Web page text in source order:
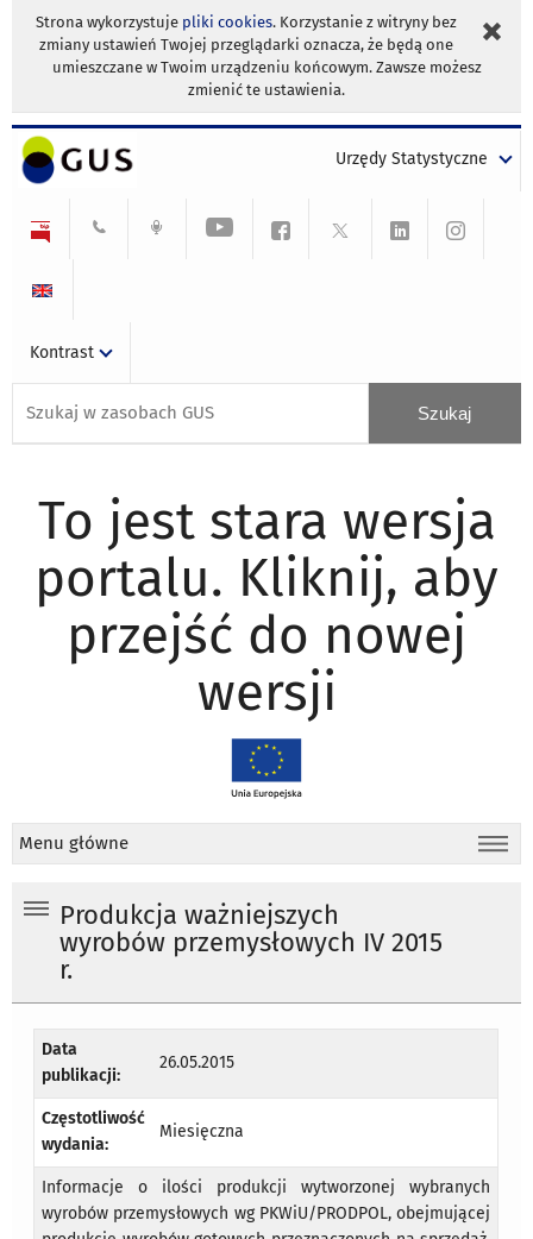
Strona wykorzystuje pliki cookies. Korzystanie z witryny bez
zmiany ustawień Twojej przeglądarki oznacza, że będą one
umieszczane w Twoim urządzeniu końcowym. Zawsze możesz
zmienić te ustawienia.
Urzędy Statystyczne
Kontrast
To jest stara wersja
portalu. Kliknij, aby
przejść do nowej
wersji
Menu główne
Produkcja ważniejszych
wyrobów przemysłowych IV 2015
r.
Data
publikacji:
26.05.2015
Częstotliwość
wydania:
Miesięczna
Informacje o ilości produkcji wytworzonej wybranych
wyrobów przemysłowych wg PKWiU/PRODPOL, obejmującej